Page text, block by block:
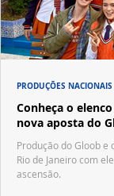
Conheça o
nova aposta do
Produção do Gloob e
Rio de Janeiro com
ascensão.
PRODUÇÕES NACIONAIS